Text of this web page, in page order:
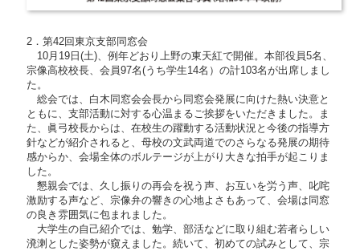
2．第42回東京支部同窓会
10月19日(土)、例年どおり上野の東天紅で開催。本部役員5名、
宗像高校校長、会員97名(うち学生14名）の計103名が出席しまし
た。
総会では、白木同窓会会長から同窓会発展に向けた熱い決意と
ともに、支部活動に対する心温まるご挨拶をいただきました。ま
た、眞弓校長からは、在校生の躍動する活動状況と今後の指導方
針などが紹介されると、母校の文武両道でのさらなる発展の期待
感からか、会場全体のボルテージが上がり大きな拍手が起こりま
した。
懇親会では、久し振りの再会を祝う声、お互いを労う声、叱咤
激励する声など、宗像弁の響きの心地よさもあって、会場は同窓
の良き雰囲気に包まれました。
大学生の自己紹介では、勉学、部活などに取り組む若者らしい
溌溂とした姿勢が窺えました。続いて、初めての試みとして、宗